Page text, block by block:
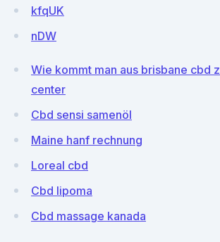
kfqUK
nDW
Wie kommt man aus brisbane cbd
center
Cbd sensi samenöl
Maine hanf rechnung
Loreal cbd
Cbd lipoma
Cbd massage kanada